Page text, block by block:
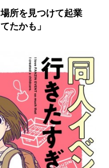
所を見つけて起業
たかも」